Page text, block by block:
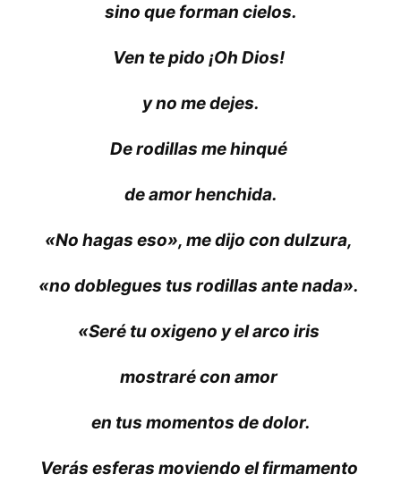
sino que forman cielos.
Ven te pido ¡Oh Dios!
y no me dejes.
De rodillas me hinqué
de amor henchida.
«No hagas eso», me dijo con dulzura,
«no doblegues tus rodillas ante nada».
«Seré tu oxigeno y el arco iris
mostraré con amor
en tus momentos de dolor.
Verás esferas moviendo el firmamento